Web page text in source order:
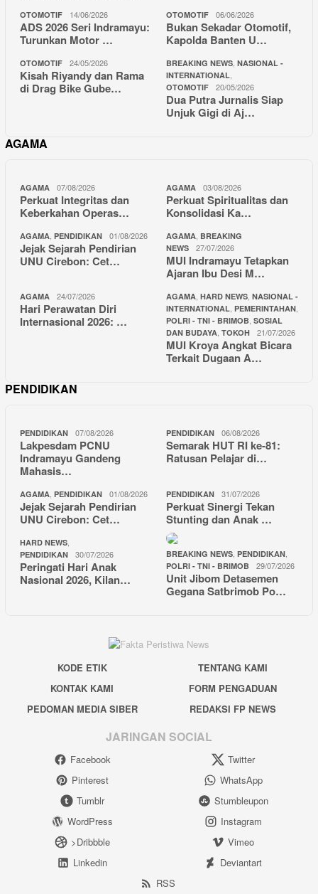
OTOMOTIF 14/06/2026
ADS 2026 Seri Indramayu:
Turunkan Motor …
OTOMOTIF 06/06/2026
Bukan Sekadar Otomotif,
Kapolda Banten U…
OTOMOTIF 24/05/2026
Kisah Riyandy dan Rama
di Drag Bike Gube…
BREAKING NEWS NASIONAL -
INTERNATIONAL
OTOMOTIF 20/05/2026
Dua Putra Jurnalis Siap
Unjuk Gigi di Aj…
AGAMA
AGAMA 07/08/2026
Perkuat Integritas dan
Keberkahan Operas…
AGAMA 03/08/2026
Perkuat Spiritualitas dan
Konsolidasi Ka…
AGAMA PENDIDIKAN 01/08/2026
Jejak Sejarah Pendirian
UNU Cirebon: Cet…
AGAMA BREAKING
NEWS
27/07/2026
MUI Indramayu Tetapkan
Ajaran Ibu Desi M…
AGAMA 24/07/2026
Hari Perawatan Diri
Internasional 2026: …
AGAMA HARD NEWS NASIONAL -
INTERNATIONAL PEMERINTAHAN
POLRI - TNI - BRIMOB SOSIAL
DAN BUDAYA TOKOH 21/07/2026
MUI Kroya Angkat Bicara
Terkait Dugaan A…
PENDIDIKAN
PENDIDIKAN 07/08/2026
Lakpesdam PCNU
Indramayu Gandeng
Mahasis…
PENDIDIKAN 06/08/2026
Semarak HUT RI ke-81:
Ratusan Pelajar di…
AGAMA PENDIDIKAN 01/08/2026
Jejak Sejarah Pendirian
UNU Cirebon: Cet…
PENDIDIKAN 31/07/2026
Perkuat Sinergi Tekan
Stunting dan Anak …
HARD NEWS
PENDIDIKAN 30/07/2026
Peringati Hari Anak
Nasional 2026, Kilan…
BREAKING NEWS PENDIDIKAN
POLRI - TNI - BRIMOB 29/07/2026
Unit Jibom Detasemen
Gegana Satbrimob Po…
KODE ETIK
TENTANG KAMI
KONTAK KAMI
FORM PENGADUAN
PEDOMAN MEDIA SIBER
REDAKSI FP NEWS
JARINGAN SOCIAL
Facebook
Twitter
Pinterest
WhatsApp
Tumblr
Stumbleupon
WordPress
Instagram
>Dribbble
Vimeo
Linkedin
Deviantart
RSS